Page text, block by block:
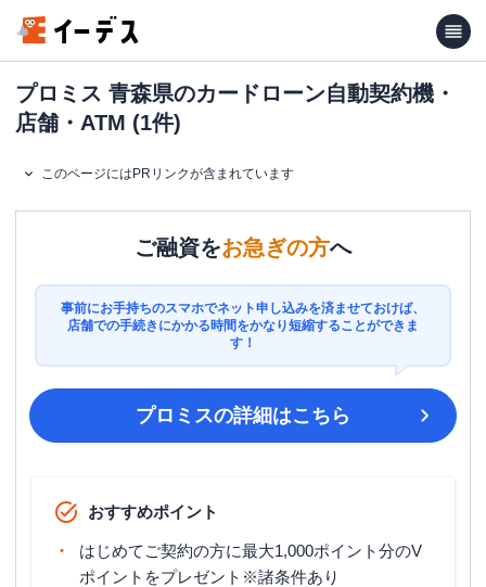
プロミス 青森県のカードローン自動契約機・
店舗・ATM (1件)
このページにはPRリンクが含まれています
ご融資をお急ぎの方へ
事前にお手持ちのスマホでネット申し込みを済ませておけば、
店舗での手続きにかかる時間をかなり短縮することができま
す！
プロミスの詳細はこちら
おすすめポイント
はじめてご契約の方に最大1,000ポイント分のV
ポイントをプレゼント※諸条件あり